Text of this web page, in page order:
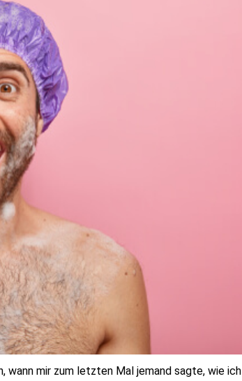
wann mir zum letzten Mal jemand sagte, wie ich